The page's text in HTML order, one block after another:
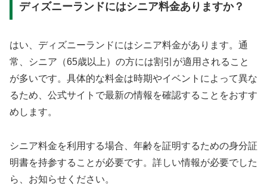
ディズニーランドにはシニア料金ありますか？
はい、ディズニーランドにはシニア料金があります。通
常、シニア（65歳以上）の方には割引が適用されること
が多いです。具体的な料金は時期やイベントによって異な
るため、公式サイトで最新の情報を確認することをおすす
めします。
シニア料金を利用する場合、年齢を証明するための身分証
明書を持参することが必要です。詳しい情報が必要でした
ら、お知らせください。